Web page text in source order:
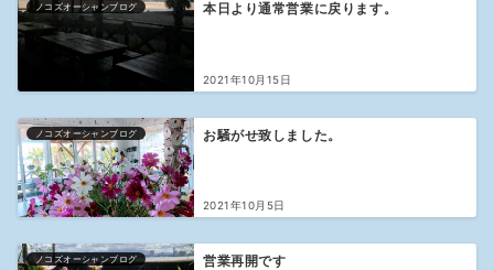
ノコズオーシャンブログ 本日より通常営業に戻ります。
2021年10月15日
ノコズオーシャンブログ お騒がせ致しました。
2021年10月5日
ノコズオーシャンブログ 営業再開です